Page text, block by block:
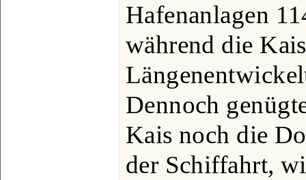
Hafenanlagen
während die
Dennoch
Kais noch die
der Schiffahrt,